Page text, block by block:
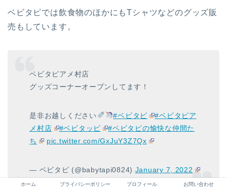
ベビタピでは飲食物のほかにもTシャツなどのグッズ販
売もしています。
ベビタピアメ村店
グッズコーナーオープンしてます！
是非お越しください #ベビタピ
#ベビタピア
メ村店
#ベビタッピ
#ベビタピの愉快な仲間た
ち
pic.twitter.com/GxJuY3Z7Qx
— ベビタピ (@babytapi0824) January 7, 2022
ホーム プライバシーポリシー プロフィール お問い合わせ